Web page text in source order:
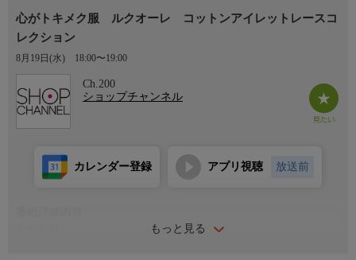
心がトキメク服 ルクオーレ コットンアイレットレースコ
レクション
8月19日(水) 18:00〜19:00
Ch.200
ショップチャンネル
もっと見る
カレンダー登録 アプリ視聴 放送前